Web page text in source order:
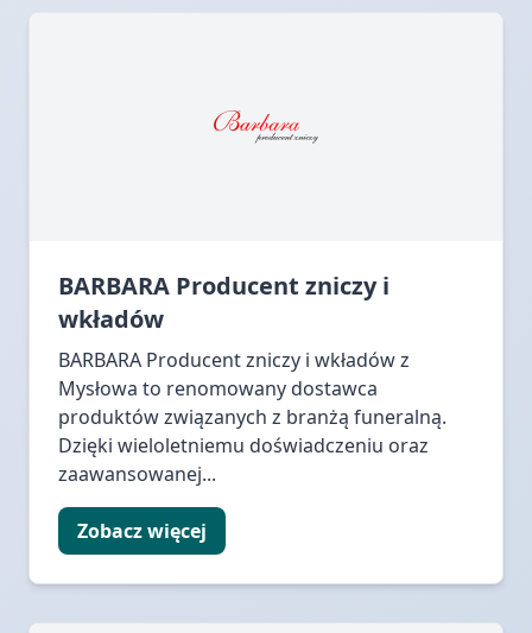
BARBARA Producent zniczy i
wkładów
BARBARA Producent zniczy i wkładów z
Mysłowa to renomowany dostawca
produktów związanych z branżą funeralną.
Dzięki wieloletniemu doświadczeniu oraz
zaawansowanej...
Zobacz więcej